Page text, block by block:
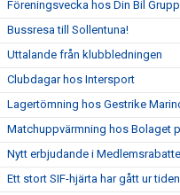
Föreningsvecka hos Din Bil
Bussresa till Sollentuna!
Uttalande från klubbledningen
Clubdagar hos Intersport
Lagertömning hos Gestrike
Matchuppvärmning hos Bolaget
Nytt erbjudande i
Ett stort SIF-hjärta har gått ur tiden